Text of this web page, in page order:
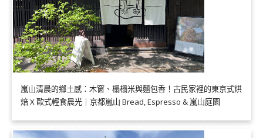
嵐山清晨的鄉土感：木窗、榻榻米與麵包香！古民家裡的東京式烘
焙 X 歐式輕食晨光｜京都嵐山 Bread, Espresso & 嵐山庭園